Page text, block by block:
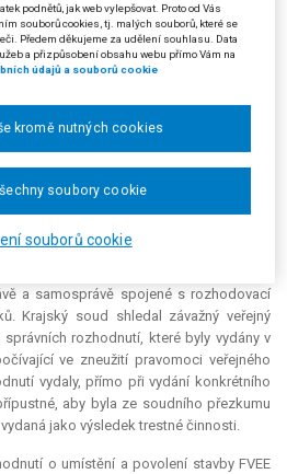
odboru výstavby a životního
v Duchcově, že dne 24.8.2009 vydaly
stavby FVEE, ačkoliv si vzhledem ke
odborné způsobilosti musely být vědomy,
a zákona č. 334/1992 Sb., o ochraně
tedy jako veřejní činitelé v úmyslu opatřit
trestný čin zneužití pravomoci
na zkušební dobu jednoho roku.
a samosprávě spojené s rozhodovací
Krajský soud shledal závažný veřejný
rozhodnutí, které byly vydány v
ve zneužití pravomoci veřejného
vydaly, přímo při vydání konkrétního
aby byla ze soudního přezkumu
jako výsledek trestné činnosti.
o umístění a povolení stavby FVEE
podnětů, jak web vylepšovat. Proto od Vás
souborů cookies, tj. malých souborů, které se
Předem děkujeme za udělení souhlasu. Data
a přizpůsobení obsahu webu přímo Vám na
údajů a souborů cookie
souborů cookie
kromě nutných cookies
soubory cookie